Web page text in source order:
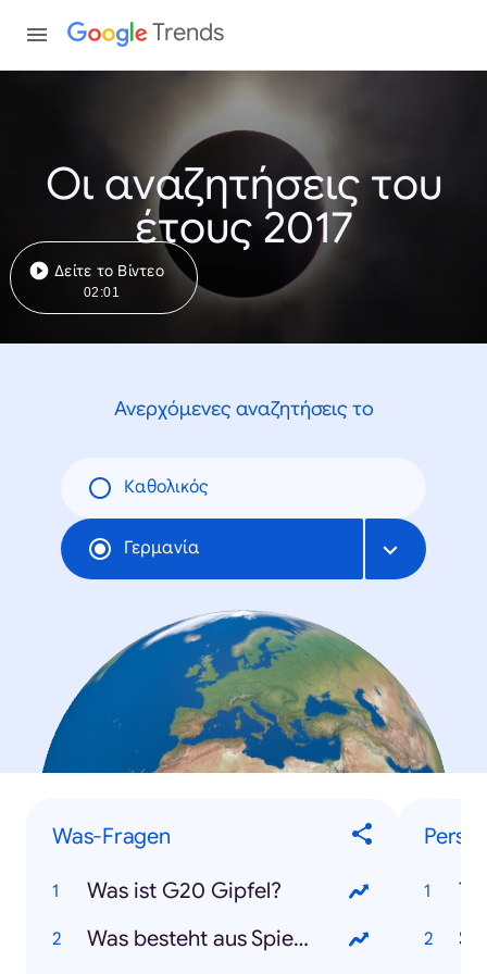
Trends
Οι αναζητήσεις του
έτους 2017
Δείτε το Βίντεο
02:01
Ανερχόμενες αναζητήσεις το
Καθολικός
Γερμανία
Was-Fragen
Was ist G20 Gipfel?
Was besteht aus Spiegel und Fahne?